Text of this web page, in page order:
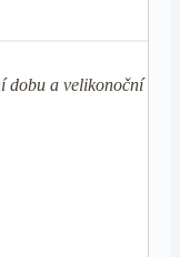
dobu a velikonoční